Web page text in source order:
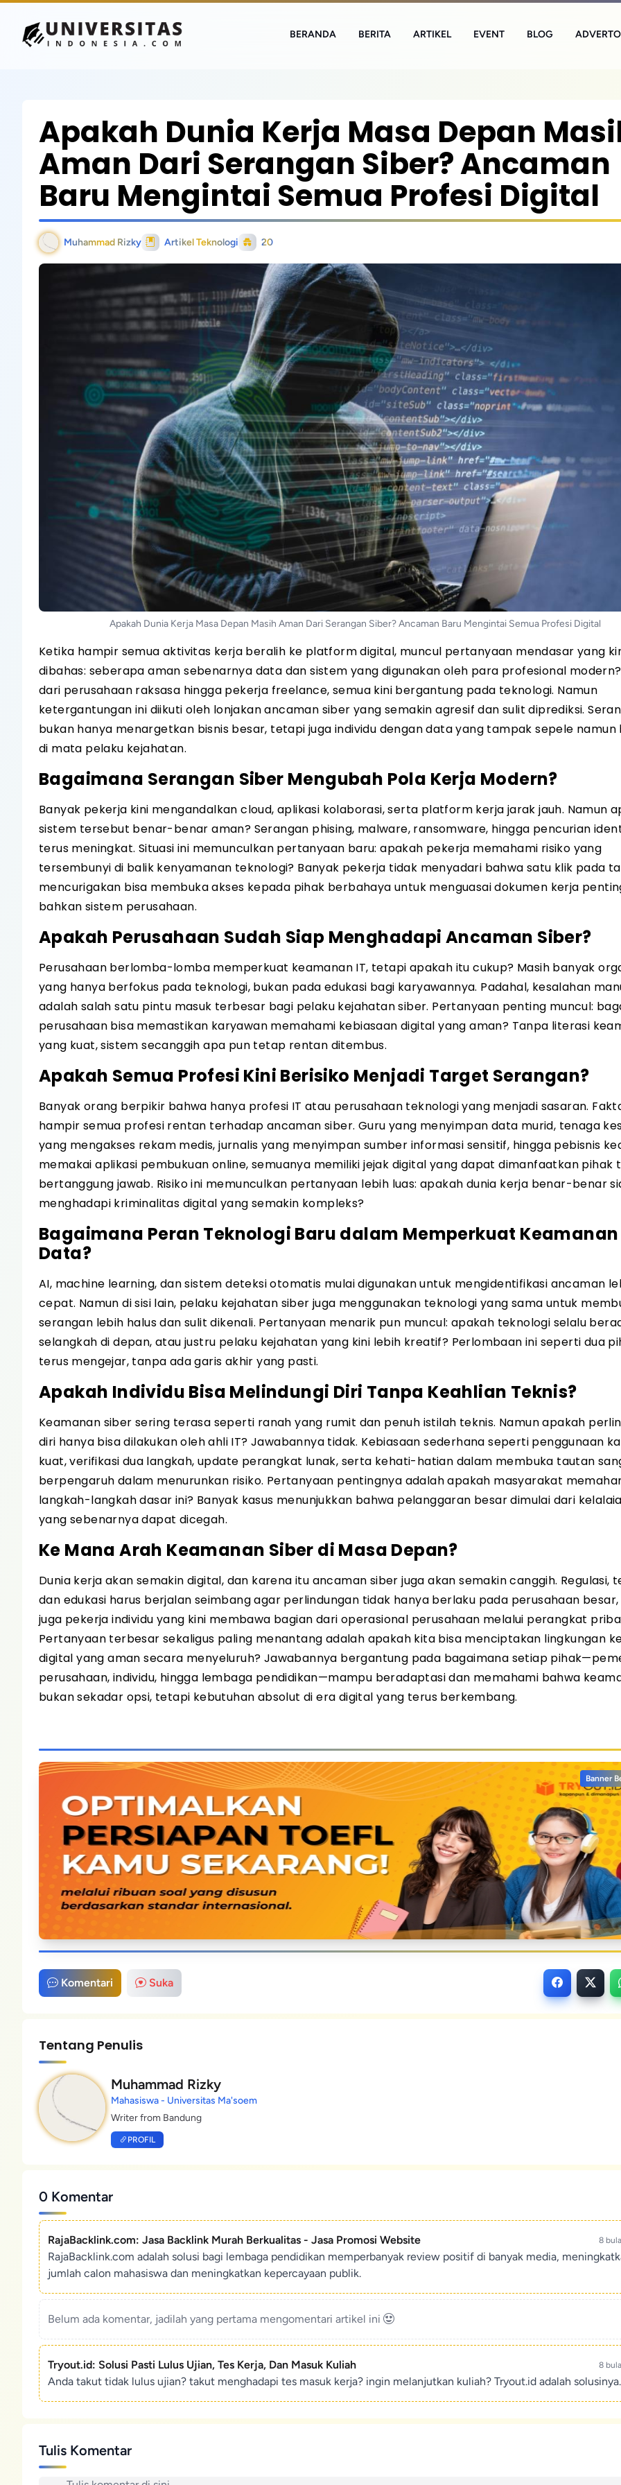
BERANDA BERITA ARTIKEL EVENT BLOG
Apakah Dunia Kerja Masa Depan
Aman Dari Serangan Siber? Ancaman
Baru Mengintai Semua Profesi Digital
Muhammad Rizky Artikel Teknologi 20
Apakah Dunia Kerja Masa Depan Masih Aman Dari Serangan Siber? Ancaman Baru Mengintai Semua Profesi Digital
Ketika hampir semua aktivitas kerja beralih ke platform digital, muncul pertanyaan mendasar yang
dibahas: seberapa aman sebenarnya data dan sistem yang digunakan oleh para profesional
dari perusahaan raksasa hingga pekerja freelance, semua kini bergantung pada teknologi. Namun
ketergantungan ini diikuti oleh lonjakan ancaman siber yang semakin agresif dan sulit diprediksi.
bukan hanya menargetkan bisnis besar, tetapi juga individu dengan data yang tampak sepele namun
di mata pelaku kejahatan.
Bagaimana Serangan Siber Mengubah Pola Kerja Modern?
Banyak pekerja kini mengandalkan cloud, aplikasi kolaborasi, serta platform kerja jarak jauh. Namun
sistem tersebut benar-benar aman? Serangan phising, malware, ransomware, hingga pencurian
terus meningkat. Situasi ini memunculkan pertanyaan baru: apakah pekerja memahami risiko yang
tersembunyi di balik kenyamanan teknologi? Banyak pekerja tidak menyadari bahwa satu klik pada
mencurigakan bisa membuka akses kepada pihak berbahaya untuk menguasai dokumen kerja
bahkan sistem perusahaan.
Apakah Perusahaan Sudah Siap Menghadapi Ancaman Siber?
Perusahaan berlomba-lomba memperkuat keamanan IT, tetapi apakah itu cukup? Masih banyak
yang hanya berfokus pada teknologi, bukan pada edukasi bagi karyawannya. Padahal, kesalahan
adalah salah satu pintu masuk terbesar bagi pelaku kejahatan siber. Pertanyaan penting muncul:
perusahaan bisa memastikan karyawan memahami kebiasaan digital yang aman? Tanpa literasi
yang kuat, sistem secanggih apa pun tetap rentan ditembus.
Apakah Semua Profesi Kini Berisiko Menjadi Target Serangan?
Banyak orang berpikir bahwa hanya profesi IT atau perusahaan teknologi yang menjadi sasaran.
hampir semua profesi rentan terhadap ancaman siber. Guru yang menyimpan data murid, tenaga
yang mengakses rekam medis, jurnalis yang menyimpan sumber informasi sensitif, hingga pebisnis
memakai aplikasi pembukuan online, semuanya memiliki jejak digital yang dapat dimanfaatkan pihak
bertanggung jawab. Risiko ini memunculkan pertanyaan lebih luas: apakah dunia kerja benar-benar
menghadapi kriminalitas digital yang semakin kompleks?
Bagaimana Peran Teknologi Baru dalam Memperkuat Keamanan
Data?
AI, machine learning, dan sistem deteksi otomatis mulai digunakan untuk mengidentifikasi ancaman
cepat. Namun di sisi lain, pelaku kejahatan siber juga menggunakan teknologi yang sama untuk
serangan lebih halus dan sulit dikenali. Pertanyaan menarik pun muncul: apakah teknologi selalu
selangkah di depan, atau justru pelaku kejahatan yang kini lebih kreatif? Perlombaan ini seperti dua
terus mengejar, tanpa ada garis akhir yang pasti.
Apakah Individu Bisa Melindungi Diri Tanpa Keahlian Teknis?
Keamanan siber sering terasa seperti ranah yang rumit dan penuh istilah teknis. Namun apakah
diri hanya bisa dilakukan oleh ahli IT? Jawabannya tidak. Kebiasaan sederhana seperti penggunaan
kuat, verifikasi dua langkah, update perangkat lunak, serta kehati-hatian dalam membuka tautan
berpengaruh dalam menurunkan risiko. Pertanyaan pentingnya adalah apakah masyarakat
langkah-langkah dasar ini? Banyak kasus menunjukkan bahwa pelanggaran besar dimulai dari
yang sebenarnya dapat dicegah.
Ke Mana Arah Keamanan Siber di Masa Depan?
Dunia kerja akan semakin digital, dan karena itu ancaman siber juga akan semakin canggih. Regulasi,
dan edukasi harus berjalan seimbang agar perlindungan tidak hanya berlaku pada perusahaan
juga pekerja individu yang kini membawa bagian dari operasional perusahaan melalui perangkat
Pertanyaan terbesar sekaligus paling menantang adalah apakah kita bisa menciptakan lingkungan
digital yang aman secara menyeluruh? Jawabannya bergantung pada bagaimana setiap
perusahaan, individu, hingga lembaga pendidikan—mampu beradaptasi dan memahami bahwa
bukan sekadar opsi, tetapi kebutuhan absolut di era digital yang terus berkembang.
Banner
Komentari Suka
Tentang Penulis
Muhammad Rizky
Mahasiswa - Universitas Ma'soem
Writer from Bandung
PROFIL
0 Komentar
RajaBacklink.com: Jasa Backlink Murah Berkualitas - Jasa Promosi Website 8
RajaBacklink.com adalah solusi bagi lembaga pendidikan memperbanyak review positif di banyak media,
jumlah calon mahasiswa dan meningkatkan kepercayaan publik.
Belum ada komentar, jadilah yang pertama mengomentari artikel ini
Tryout.id: Solusi Pasti Lulus Ujian, Tes Kerja, Dan Masuk Kuliah 8
Anda takut tidak lulus ujian? takut menghadapi tes masuk kerja? ingin melanjutkan kuliah? Tryout.id adalah solusinya.
Tulis Komentar